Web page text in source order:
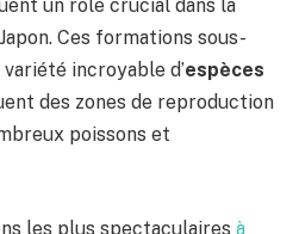
un rôle crucial dans la
Ces formations sous-
incroyable d’espèces
des zones de reproduction
poissons et
les plus spectaculaires à